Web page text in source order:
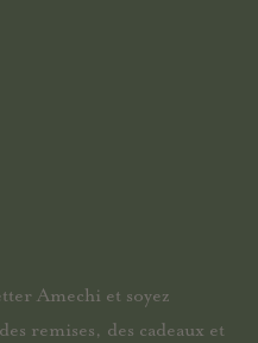
Amechi et soyez
remises, des cadeaux et